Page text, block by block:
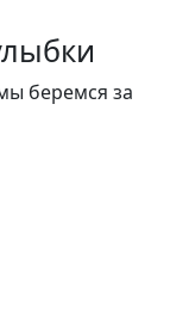
беремся за